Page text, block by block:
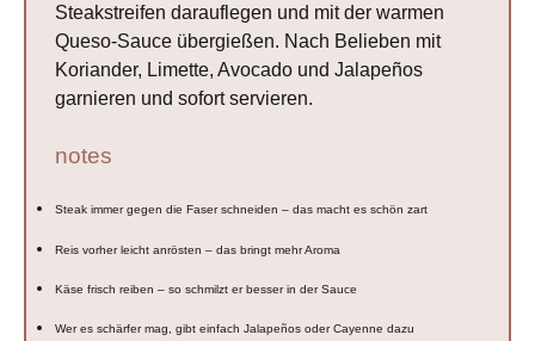
Steakstreifen darauflegen und mit der warmen
Queso-Sauce übergießen. Nach Belieben mit
Koriander, Limette, Avocado und Jalapeños
garnieren und sofort servieren.
notes
Steak immer gegen die Faser schneiden – das macht es schön zart
Reis vorher leicht anrösten – das bringt mehr Aroma
Käse frisch reiben – so schmilzt er besser in der Sauce
Wer es schärfer mag, gibt einfach Jalapeños oder Cayenne dazu